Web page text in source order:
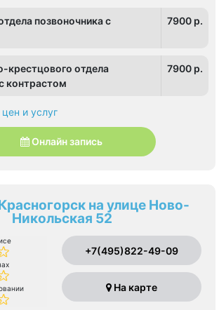
позвоночника с
7900 p.
крестцового отдела
контрастом
7900 p.
и услуг
Онлайн запись
на улице Ново-
Никольская 52
+7(495)822-49-09
На карте